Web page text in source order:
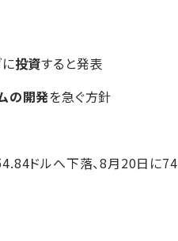
投資すると発表
の開発を急ぐ方針
ドルへ下落、8月20日に